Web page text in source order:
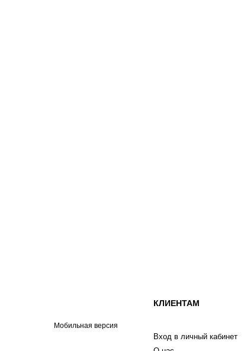
Мобильная версия
КЛИЕНТАМ
Вход в личный кабинет